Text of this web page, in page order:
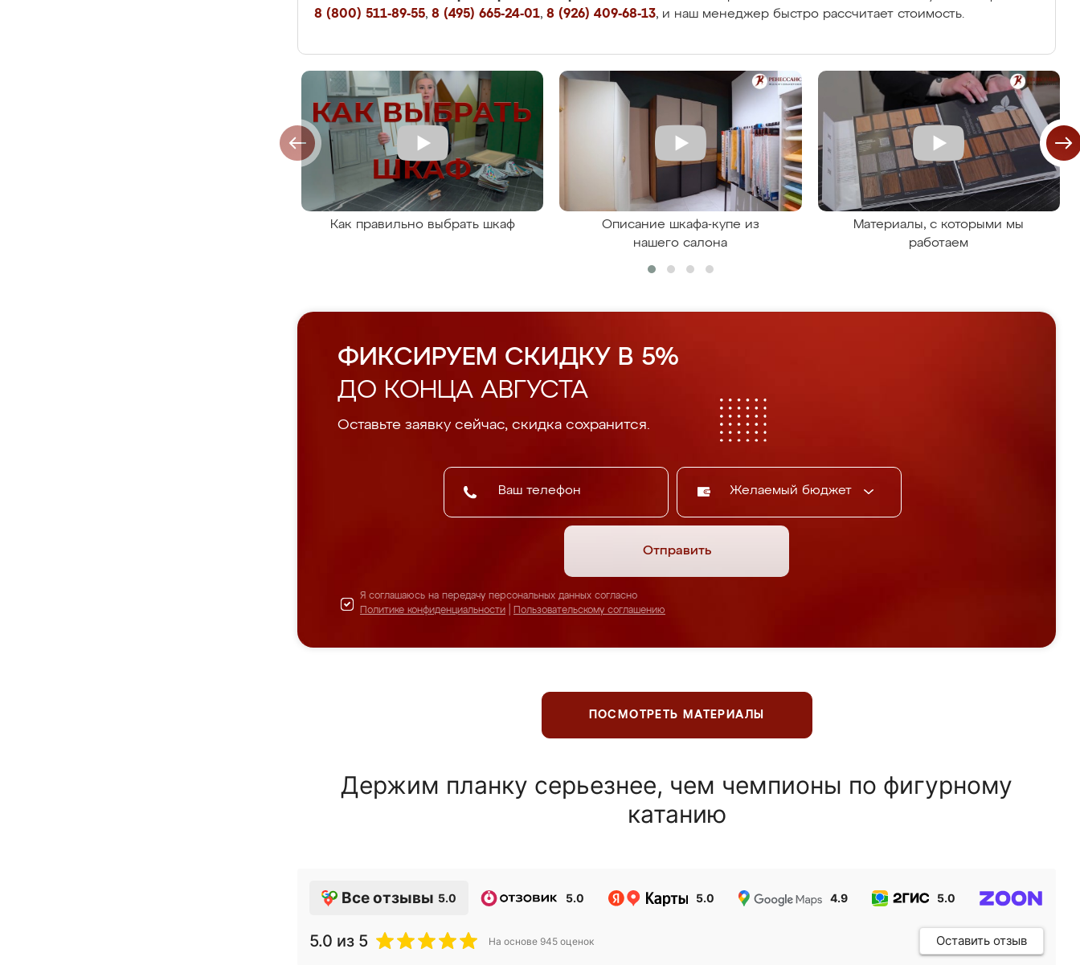
8 (800) 511-89-55, 8 (495) 665-24-01, 8 (926) 409-68-13, и наш менеджер быстро рассчитает стоимость.
Как правильно выбрать шкаф
Описание шкафа-купе из
нашего салона
Материалы, с которыми мы
работаем
ФИКСИРУЕМ СКИДКУ В 5%
ДО КОНЦА АВГУСТА
Оставьте заявку сейчас, скидка сохранится.
Желаемый бюджет
Отправить
Я соглашаюсь на передачу персональных данных согласно
Политике конфиденциальности
Пользовательскому соглашению
ПОСМОТРЕТЬ МАТЕРИАЛЫ
Держим планку серьезнее, чем чемпионы по фигурному
катанию
Все отзывы 5.0 5.0 5.0 4.9 5.0
5.0 из 5 На основе 945 оценок Оставить отзыв